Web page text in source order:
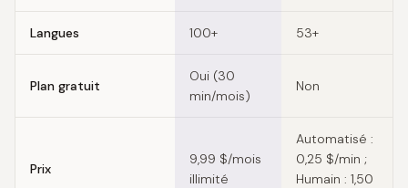
Langues 100+ 53+
Plan gratuit
Oui (30
min/mois)
Non
Prix
9,99 $/mois
illimité
Automatisé :
0,25 $/min ;
Humain : 1,50